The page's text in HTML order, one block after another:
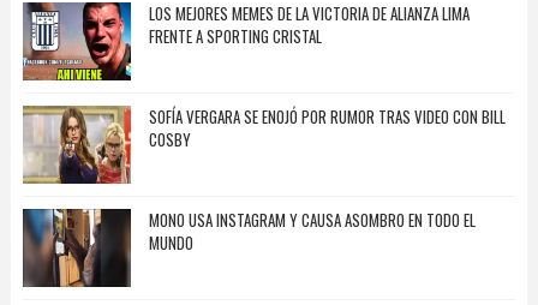
LOS MEJORES MEMES DE LA VICTORIA DE ALIANZA LIMA
FRENTE A SPORTING CRISTAL
SOFÍA VERGARA SE ENOJÓ POR RUMOR TRAS VIDEO CON BILL
COSBY
MONO USA INSTAGRAM Y CAUSA ASOMBRO EN TODO EL
MUNDO